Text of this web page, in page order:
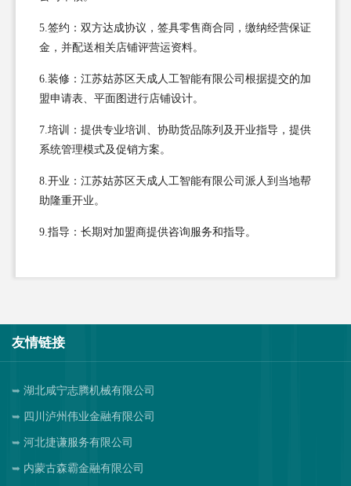
5.签约：双方达成协议，签具零售商合同，缴纳经营保证
金，并配送相关店铺评营运资料。
6.装修：江苏姑苏区天成人工智能有限公司根据提交的加
盟申请表、平面图进行店铺设计。
7.培训：提供专业培训、协助货品陈列及开业指导，提供
系统管理模式及促销方案。
8.开业：江苏姑苏区天成人工智能有限公司派人到当地帮
助隆重开业。
9.指导：长期对加盟商提供咨询服务和指导。
友情链接
湖北咸宁志腾机械有限公司
四川泸州伟业金融有限公司
河北捷谦服务有限公司
内蒙古森霸金融有限公司